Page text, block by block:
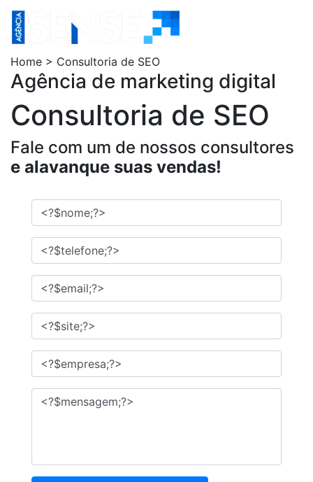
Home > Consultoria de SEO
Agência de marketing digital
Consultoria de SEO
Fale com um de nossos consultores
e alavanque suas vendas!